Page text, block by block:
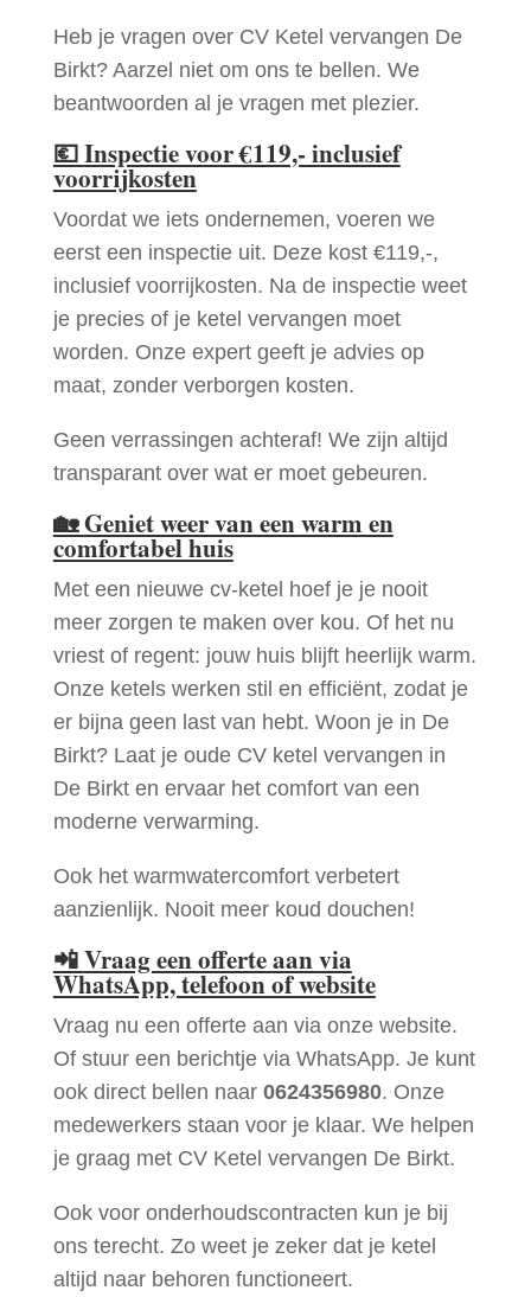
Heb je vragen over CV Ketel vervangen De
Birkt? Aarzel niet om ons te bellen. We
beantwoorden al je vragen met plezier.
💶Inspectie voor €119,- inclusief
voorrijkosten
Voordat we iets ondernemen, voeren we
eerst een inspectie uit. Deze kost €119,-,
inclusief voorrijkosten. Na de inspectie weet
je precies of je ketel vervangen moet
worden. Onze expert geeft je advies op
maat, zonder verborgen kosten.
Geen verrassingen achteraf! We zijn altijd
transparant over wat er moet gebeuren.
🏡Geniet weer van een warm en
comfortabel huis
Met een nieuwe cv-ketel hoef je je nooit
meer zorgen te maken over kou. Of het nu
vriest of regent: jouw huis blijft heerlijk warm.
Onze ketels werken stil en efficiënt, zodat je
er bijna geen last van hebt. Woon je in De
Birkt? Laat je oude CV ketel vervangen in
De Birkt en ervaar het comfort van een
moderne verwarming.
Ook het warmwatercomfort verbetert
aanzienlijk. Nooit meer koud douchen!
📲Vraag een offerte aan via
WhatsApp, telefoon of website
Vraag nu een offerte aan via onze website.
Of stuur een berichtje via WhatsApp. Je kunt
ook direct bellen naar 0624356980. Onze
medewerkers staan voor je klaar. We helpen
je graag met CV Ketel vervangen De Birkt.
Ook voor onderhoudscontracten kun je bij
ons terecht. Zo weet je zeker dat je ketel
altijd naar behoren functioneert.